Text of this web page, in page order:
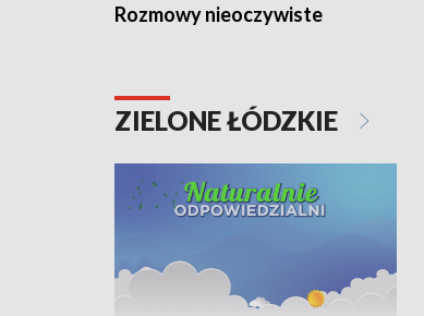
Rozmowy nieoczywiste
ZIELONE ŁÓDZKIE